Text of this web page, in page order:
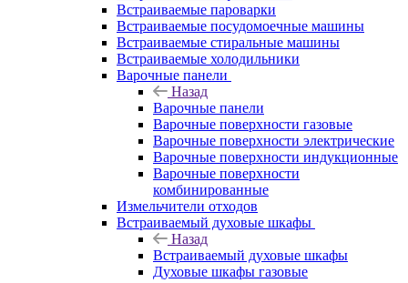
Встраиваемые пароварки
Встраиваемые посудомоечные машины
Встраиваемые стиральные машины
Встраиваемые холодильники
Варочные панели
Назад
Варочные панели
Варочные поверхности газовые
Варочные поверхности электрические
Варочные поверхности индукционные
Варочные поверхности
комбинированные
Измельчители отходов
Встраиваемый духовые шкафы
Назад
Встраиваемый духовые шкафы
Духовые шкафы газовые